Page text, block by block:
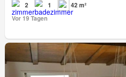
2 1
42 m²
Vor 19 Tagen